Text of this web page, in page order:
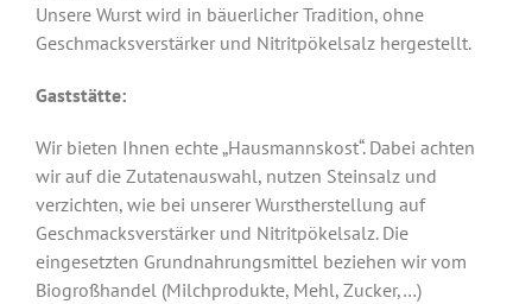
Unsere Wurst wird in bäuerlicher Tradition, ohne
Geschmacksverstärker und Nitritpökelsalz hergestellt.
Gaststätte:
Wir bieten Ihnen echte „Hausmannskost“. Dabei achten
wir auf die Zutatenauswahl, nutzen Steinsalz und
verzichten, wie bei unserer Wurstherstellung auf
Geschmacksverstärker und Nitritpökelsalz. Die
eingesetzten Grundnahrungsmittel beziehen wir vom
Biogroßhandel (Milchprodukte, Mehl, Zucker,…)